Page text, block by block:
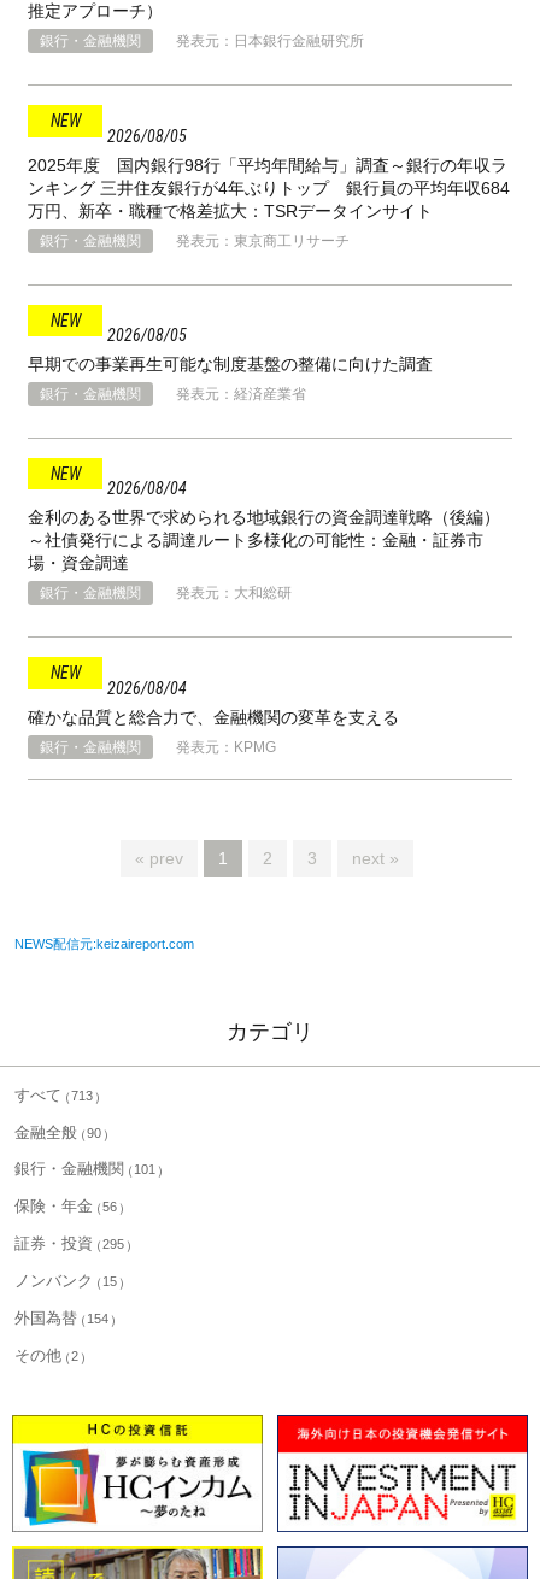
推定アプローチ）
銀行・金融機関 発表元：日本銀行金融研究所
2026 08 05
2025年度 国内銀行98行「平均年間給与」調査～銀行の年収ラ
ンキング 三井住友銀行が4年ぶりトップ 銀行員の平均年収684
万円、新卒・職種で格差拡大：TSRデータインサイト
銀行・金融機関 発表元：東京商工リサーチ
2026 08 05
早期での事業再生可能な制度基盤の整備に向けた調査
銀行・金融機関 発表元：経済産業省
2026 08 04
金利のある世界で求められる地域銀行の資金調達戦略（後編）
～社債発行による調達ルート多様化の可能性：金融・証券市
場・資金調達
銀行・金融機関 発表元：大和総研
2026 08 04
確かな品質と総合力で、金融機関の変革を支える
銀行・金融機関 発表元：KPMG
« prev 1 2 3 next »
NEWS配信元:keizaireport.com
カテゴリ
すべて 713
金融全般 90
銀行・金融機関 101
保険・年金 56
証券・投資 295
ノンバンク 15
外国為替 154
その他 2